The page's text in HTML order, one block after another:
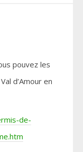
pouvez les
d’Amour en
de-